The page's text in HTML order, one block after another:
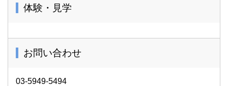
体験・見学
お問い合わせ
03-5949-5494